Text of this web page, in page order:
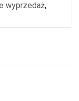
wyprzedaż,